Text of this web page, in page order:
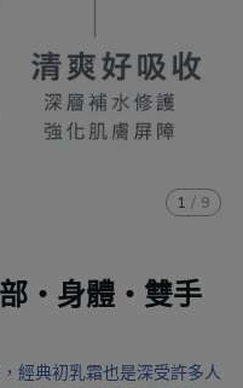
1 / 9
・身體・雙手
經典初乳霜也是深受許多人